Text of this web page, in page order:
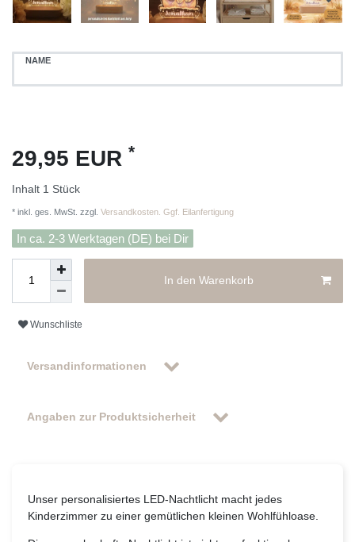
NAME
29,95 EUR *
Inhalt 1 Stück
* inkl. ges. MwSt. zzgl. Versandkosten. Ggf. Eilanfertigung
In ca. 2-3 Werktagen (DE) bei Dir
In den Warenkorb
Wunschliste
Versandinformationen
Angaben zur Produktsicherheit
Unser personalisiertes LED-Nachtlicht macht jedes
Kinderzimmer zu einer gemütlichen kleinen Wohlfühloase.